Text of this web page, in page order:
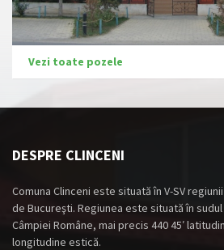
Vezi toate pozele
DESPRE CLINCENI
Comuna Clinceni este situată în V-SV
de Bucureşti. Regiunea este situată în
Câmpiei Române, mai precis 440 45′
longitudine estică.